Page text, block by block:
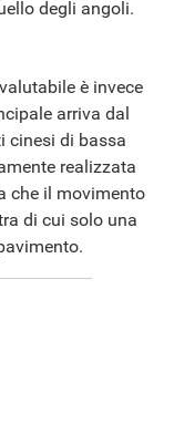
degli angoli.
è invece
arriva dal
cinesi di bassa
realizzata
che il movimento
di cui solo una